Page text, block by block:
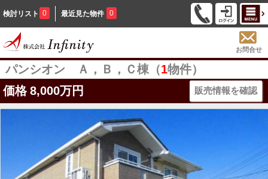
検討リスト 0 最近見た物件 0
お問合せ
パンシオン Ａ，Ｂ，Ｃ棟（1物件）
価格 8,000万円 販売情報を確認